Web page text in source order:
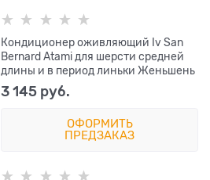
Кондиционер оживляющий Iv San
Bernard Atami для шерсти средней
длины и в период линьки Женьшень
3 145 руб.
ОФОРМИТЬ
ПРЕДЗАКАЗ